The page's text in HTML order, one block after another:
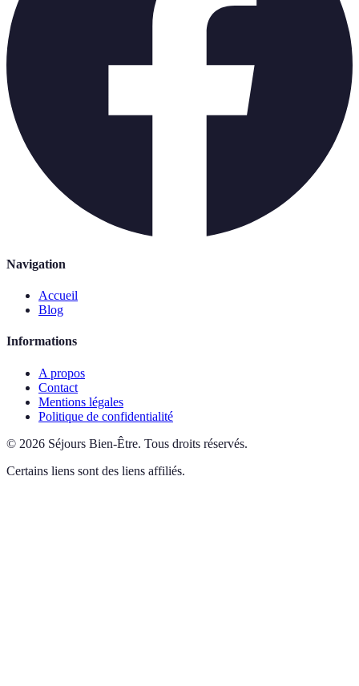
Navigation
Accueil
Blog
Informations
A propos
Contact
Mentions légales
Politique de confidentialité
© 2026 Séjours Bien-Être. Tous droits réservés.
Certains liens sont des liens affiliés.